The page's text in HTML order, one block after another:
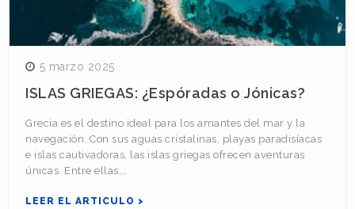
5 marzo 2025
ISLAS GRIEGAS: ¿Espóradas o Jónicas?
Grecia es el destino ideal para los amantes del mar y la
navegación. Con sus aguas cristalinas, playas paradisíacas
e islas cautivadoras, las islas griegas ofrecen aventuras
únicas. Entre ellas,…
LEER EL ARTICULO >